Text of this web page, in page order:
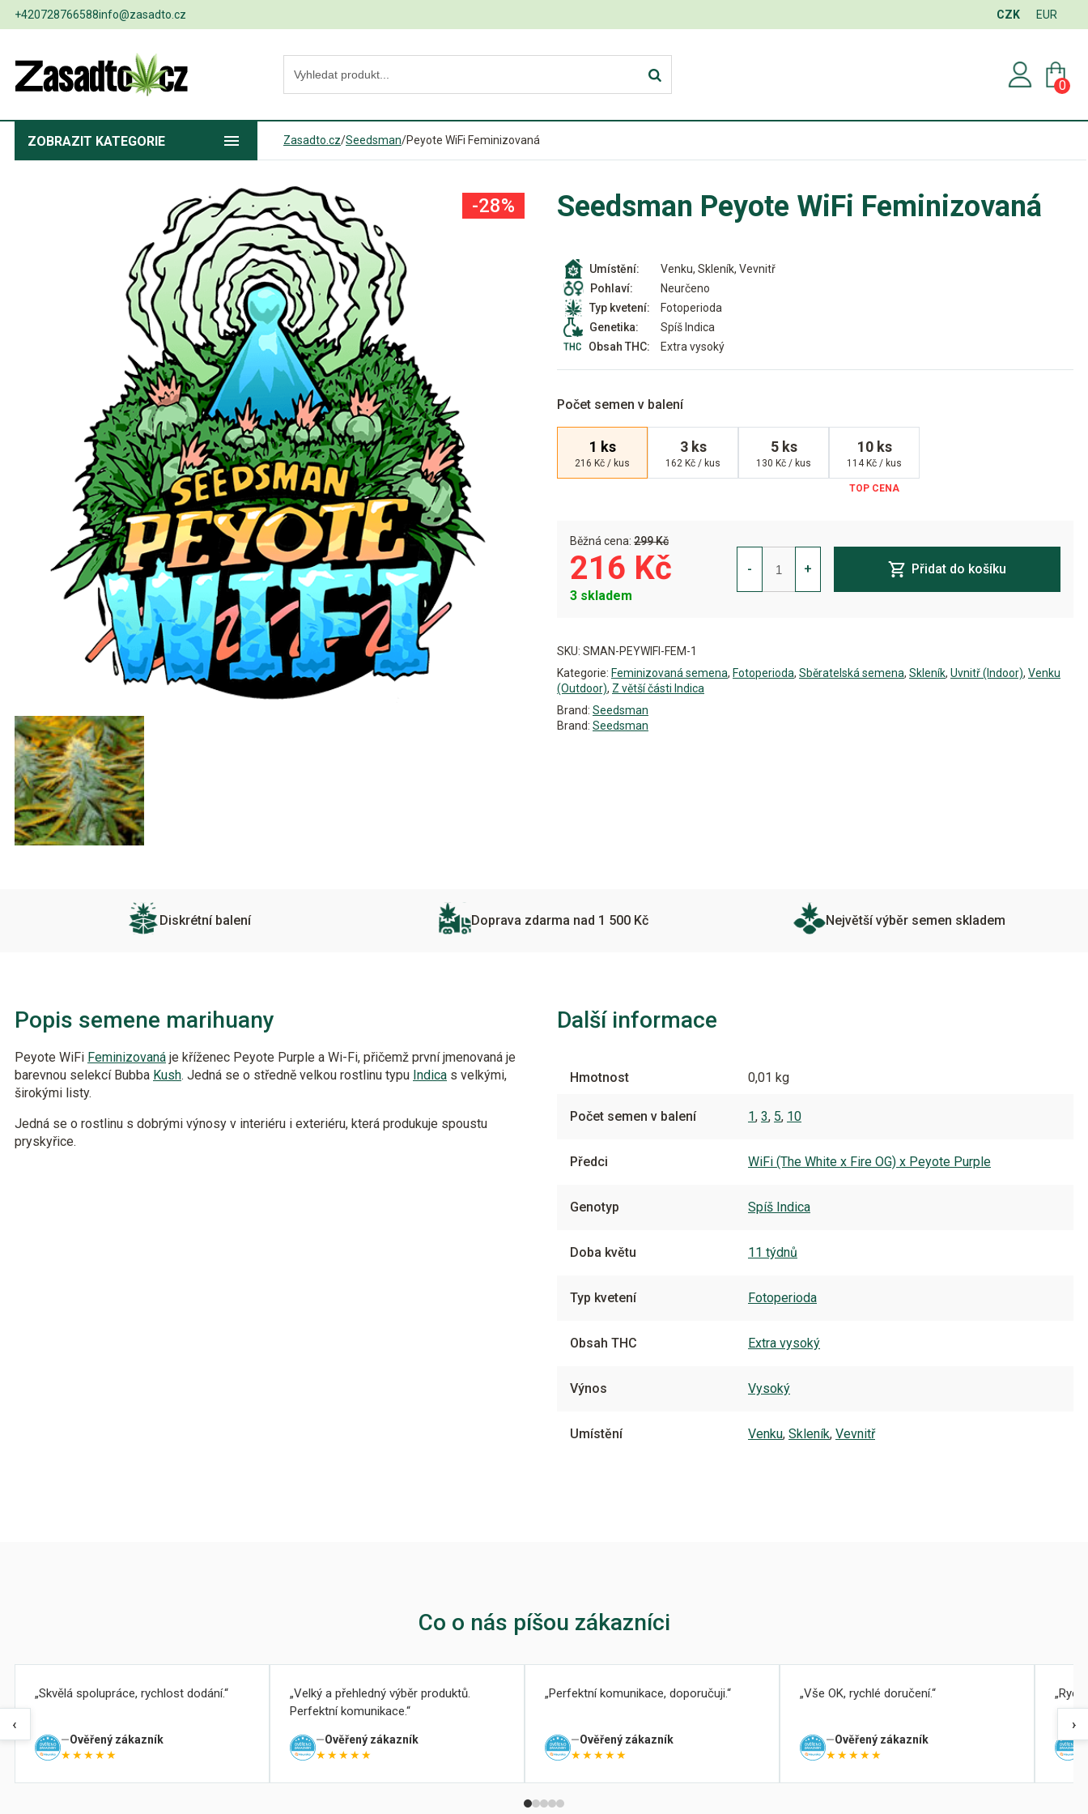
+420728766588info@zasadto.cz CZK EUR
0
ZOBRAZIT KATEGORIE Zasadto.cz/Seedsman/Peyote WiFi Feminizovaná
Seedsman Peyote WiFi Feminizovaná
Umístění:
Venku, Skleník, Vevnitř
Pohlaví:
Neurčeno
Typ kvetení:
Fotoperioda
Genetika:
Spíš Indica
Obsah THC:
Extra vysoký
Počet semen v balení
1 ks
216 Kč / kus
3 ks
162 Kč / kus
5 ks
130 Kč / kus
10 ks
114 Kč / kus
Běžná cena: 299 Kč
-28%
216 Kč
3 skladem
-
Peyote
WiFi
Feminizovaná
množství
+ Přidat do košíku
SKU: SMAN-PEYWIFI-FEM-1
Kategorie: Feminizovaná semena, Fotoperioda, Sběratelská semena, Skleník, Uvnitř (Indoor), Venku
(Outdoor), Z větší části Indica
Brand: Seedsman
Brand: Seedsman
Diskrétní balení Doprava zdarma nad 1 500 Kč Největší výběr semen skladem
Popis semene marihuany
Peyote WiFi Feminizovaná je kříženec Peyote Purple a Wi-Fi, přičemž první jmenovaná je
barevnou selekcí Bubba Kush. Jedná se o středně velkou rostlinu typu Indica s velkými,
širokými listy.
Jedná se o rostlinu s dobrými výnosy v interiéru i exteriéru, která produkuje spoustu
pryskyřice.
Další informace
Hmotnost 0,01 kg
Počet semen v balení 1, 3, 5, 10
Předci WiFi (The White x Fire OG) x Peyote Purple
Genotyp Spíš Indica
Doba květu 11 týdnů
Typ kvetení Fotoperioda
Obsah THC Extra vysoký
Výnos Vysoký
Umístění Venku, Skleník, Vevnitř
Co o nás píšou zákazníci
‹
Skvělá spolupráce, rychlost dodání.
Ověřený zákazník
★★★★★
Velký a přehledný výběr produktů.
Perfektní komunikace.
Ověřený zákazník
★★★★★
Perfektní komunikace, doporučuji.
Ověřený zákazník
★★★★★
Vše OK, rychlé doručení.
Ověřený zákazník
★★★★★
›